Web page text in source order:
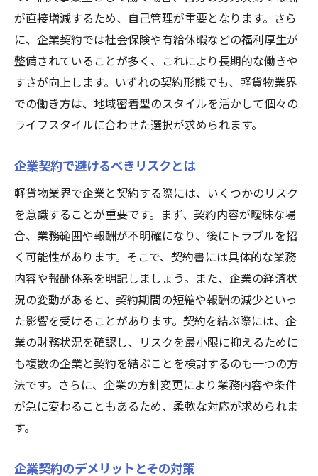
が直接増減するため、自己管理が重要となります。さら
に、企業契約では社会保険や有給休暇などの福利厚生が
整備されていることが多く、これにより長期的な働きや
すさが向上します。いずれの契約形態でも、軽貨物業界
での働き方は、地域密着型のスタイルを活かして個々の
ライフスタイルに合わせた選択が求められます。
企業契約で避けるべきリスクとは
軽貨物業界で企業と契約する際には、いくつかのリスク
を意識することが重要です。まず、契約内容が曖昧な場
合、業務範囲や報酬が不明確になり、後にトラブルを招
く可能性があります。そこで、契約書には具体的な業務
内容や報酬体系を明記しましょう。また、企業の経済状
況の変動があると、契約期間の短縮や報酬の減少といっ
た影響を受けることがあります。契約を結ぶ際には、企
業の財務状況を確認し、リスクを最小限に抑えるために
も複数の企業と契約を結ぶことを検討するのも一つの方
法です。さらに、企業の方針変更により業務内容や条件
が急に変わることもあるため、柔軟な対応が求められま
す。
企業契約のデメリットとその対策